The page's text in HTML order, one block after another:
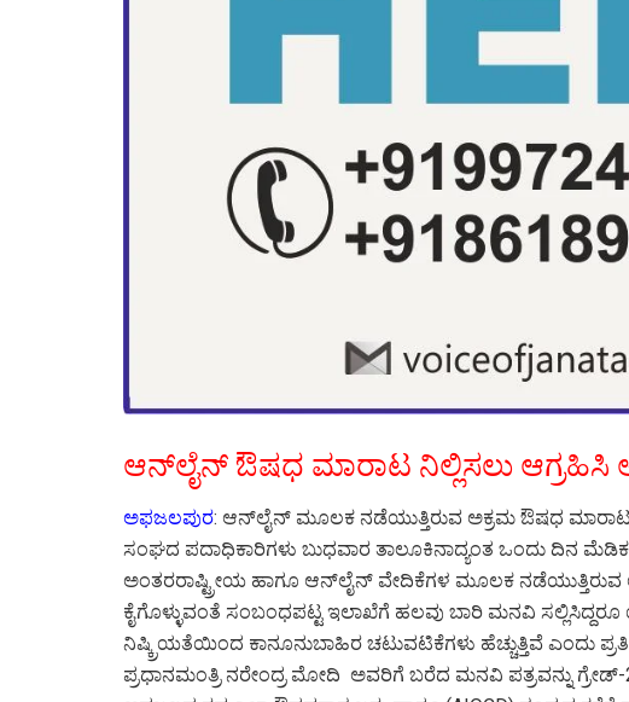
ಆನ್‌ಲೈನ್ ಔಷಧ ಮಾರಾಟ ನಿಲ್ಲಿಸಲು ಆಗ್ರಹಿಸಿ
ಅಫಜಲಪುರ: ಆನ್‌ಲೈನ್ ಮೂಲಕ ನಡೆಯುತ್ತಿರುವ ಅಕ್ರಮ ಔಷಧ ಮಾರಾಟ
ಸಂಘದ ಪದಾಧಿಕಾರಿಗಳು ಬುಧವಾರ ತಾಲೂಕಿನಾದ್ಯಂತ ಒಂದು ದಿನ
ಅಂತರರಾಷ್ಟ್ರೀಯ ಹಾಗೂ ಆನ್‌ಲೈನ್ ವೇದಿಕೆಗಳ ಮೂಲಕ
ಕೈಗೊಳ್ಳುವಂತೆ ಸಂಬಂಧಪಟ್ಟ ಇಲಾಖೆಗೆ ಹಲವು ಬಾರಿ ಮನವಿ
ನಿಷ್ಕ್ರಿಯತೆಯಿಂದ ಕಾನೂನುಬಾಹಿರ ಚಟುವಟಿಕೆಗಳು ಹೆಚ್ಚುತ್ತಿವೆ ಎಂದು
ಪ್ರಧಾನಮಂತ್ರಿ ನರೇಂದ್ರ ಮೋದಿ ಅವರಿಗೆ ಬರೆದ ಮನವಿ ಪತ್ರವನ್ನು